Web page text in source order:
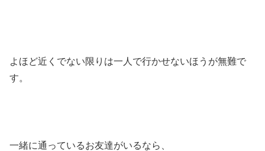
よほど近くでない限りは一人で行かせないほうが無難で
す。
一緒に通っているお友達がいるなら、